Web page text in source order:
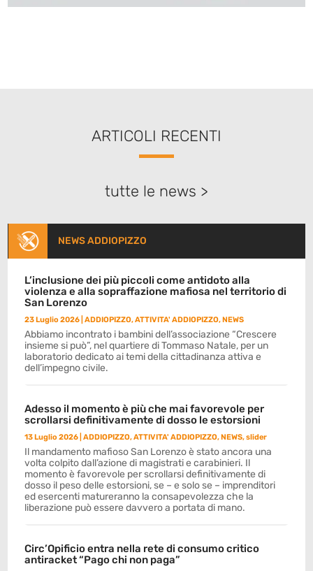
ARTICOLI RECENTI
tutte le news >
NEWS ADDIOPIZZO
L’inclusione dei più piccoli come antidoto alla
violenza e alla sopraffazione mafiosa nel territorio di
San Lorenzo
23 Luglio 2026 |ADDIOPIZZO,ATTIVITA' ADDIOPIZZO,NEWS
Abbiamo incontrato i bambini dell’associazione “Crescere
insieme si può”, nel quartiere di Tommaso Natale, per un
laboratorio dedicato ai temi della cittadinanza attiva e
dell’impegno civile.
Adesso il momento è più che mai favorevole per
scrollarsi definitivamente di dosso le estorsioni
13 Luglio 2026 |ADDIOPIZZO,ATTIVITA' ADDIOPIZZO,NEWS,slider
Il mandamento mafioso San Lorenzo è stato ancora una
volta colpito dall’azione di magistrati e carabinieri. Il
momento è favorevole per scrollarsi definitivamente di
dosso il peso delle estorsioni, se – e solo se – imprenditori
ed esercenti matureranno la consapevolezza che la
liberazione può essere davvero a portata di mano.
Circ’Opificio entra nella rete di consumo critico
antiracket “Pago chi non paga”